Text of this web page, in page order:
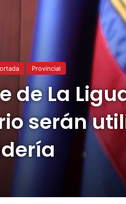
Provincial
de La
serán